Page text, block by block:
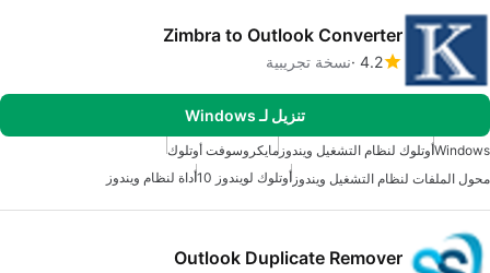
Zimbra to Outlook Converter
4.2 نسخة تجريبية
تنزيل لـ Windows
Windowsأوتلوك لنظام التشغيل ويندوز مايكروسوفت أوتلوك
محول الملفات لنظام التشغيل ويندوز أوتلوك لويندوز 10 أداة لنظام ويندوز
Outlook Duplicate Remover